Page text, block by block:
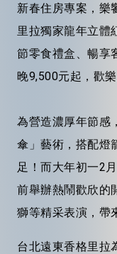
新春住房專案，樂
里拉獨家龍年立體
節零食禮盒、暢享
晚9,500元起，歡
為營造濃厚年節感
傘」藝術，搭配燈
足！而大年初一2
前舉辦熱鬧歡欣的
獅等精采表演，帶
台北遠東香格里拉